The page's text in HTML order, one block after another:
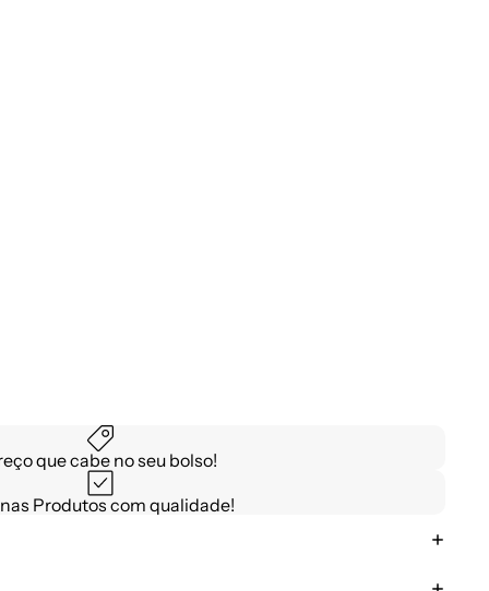
que cabe no seu bolso!
Produtos com qualidade!